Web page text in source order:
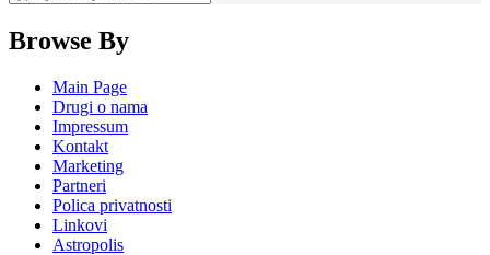
Browse By
Main Page
Drugi o nama
Impressum
Kontakt
Marketing
Partneri
Polica privatnosti
Linkovi
Astropolis